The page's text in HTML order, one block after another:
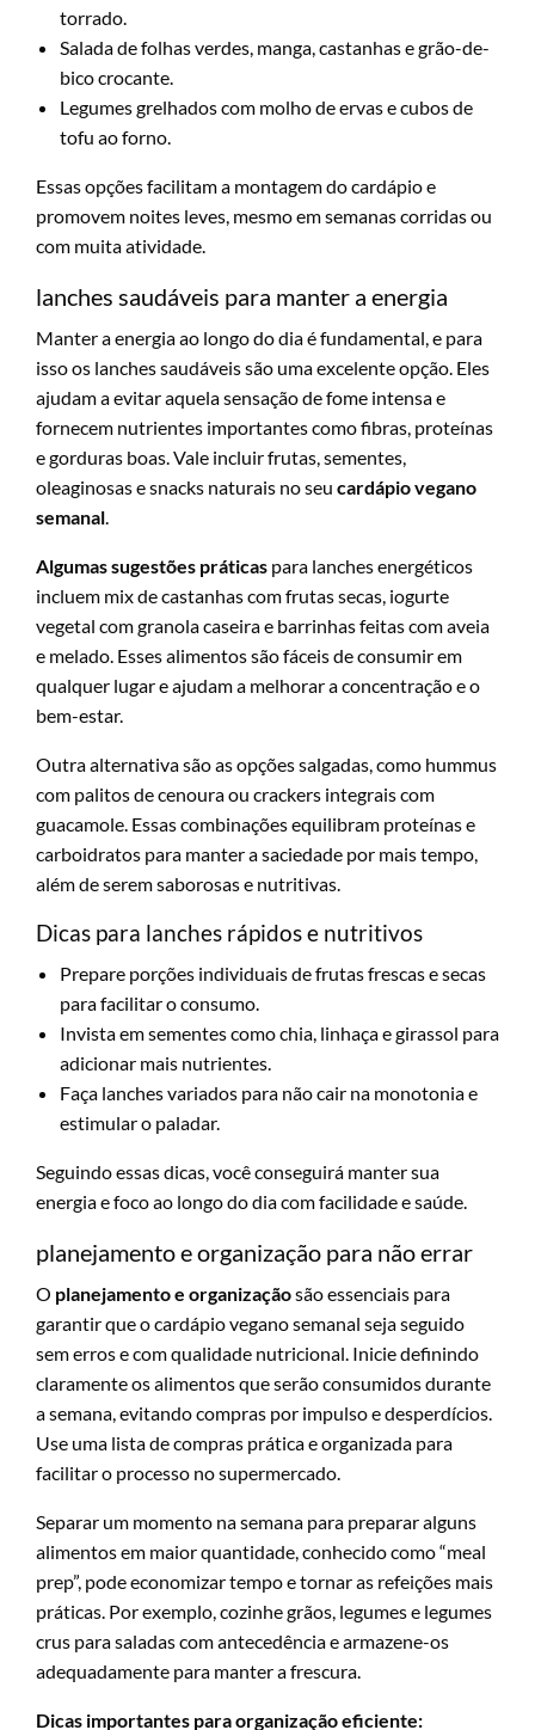
torrado.
Salada de folhas verdes, manga, castanhas e grão-de-
bico crocante.
Legumes grelhados com molho de ervas e cubos de
tofu ao forno.
Essas opções facilitam a montagem do cardápio e
promovem noites leves, mesmo em semanas corridas ou
com muita atividade.
lanches saudáveis para manter a energia
Manter a energia ao longo do dia é fundamental, e para
isso os lanches saudáveis são uma excelente opção. Eles
ajudam a evitar aquela sensação de fome intensa e
fornecem nutrientes importantes como fibras, proteínas
e gorduras boas. Vale incluir frutas, sementes,
oleaginosas e snacks naturais no seu cardápio vegano
semanal
Algumas sugestões práticas para lanches energéticos
incluem mix de castanhas com frutas secas, iogurte
vegetal com granola caseira e barrinhas feitas com aveia
e melado. Esses alimentos são fáceis de consumir em
qualquer lugar e ajudam a melhorar a concentração e o
bem-estar.
Outra alternativa são as opções salgadas, como hummus
com palitos de cenoura ou crackers integrais com
guacamole. Essas combinações equilibram proteínas e
carboidratos para manter a saciedade por mais tempo,
além de serem saborosas e nutritivas.
Dicas para lanches rápidos e nutritivos
Prepare porções individuais de frutas frescas e secas
para facilitar o consumo.
Invista em sementes como chia, linhaça e girassol para
adicionar mais nutrientes.
Faça lanches variados para não cair na monotonia e
estimular o paladar.
Seguindo essas dicas, você conseguirá manter sua
energia e foco ao longo do dia com facilidade e saúde.
planejamento e organização para não errar
O planejamento e organizaçãosão essenciais para
garantir que o cardápio vegano semanal seja seguido
sem erros e com qualidade nutricional. Inicie definindo
claramente os alimentos que serão consumidos durante
a semana, evitando compras por impulso e desperdícios.
Use uma lista de compras prática e organizada para
facilitar o processo no supermercado.
Separar um momento na semana para preparar alguns
alimentos em maior quantidade, conhecido como “meal
prep”, pode economizar tempo e tornar as refeições mais
práticas. Por exemplo, cozinhe grãos, legumes e legumes
crus para saladas com antecedência e armazene-os
adequadamente para manter a frescura.
Dicas importantes para organização eficiente: